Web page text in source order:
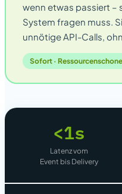
wenn etwas passiert –
System fragen muss.
unnötige API-Calls,
Sofort ·
<1s
Latenz vom
Event bis Delivery